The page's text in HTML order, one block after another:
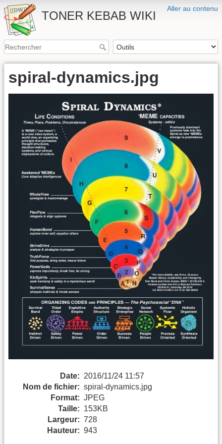
Aller au contenu
TONER KEBAB WIKI
spiral-dynamics.jpg
Date: 2016/11/24 11:57
Nom de fichier: spiral-dynamics.jpg
Format: JPEG
Taille: 153KB
Largeur: 728
Hauteur: 943